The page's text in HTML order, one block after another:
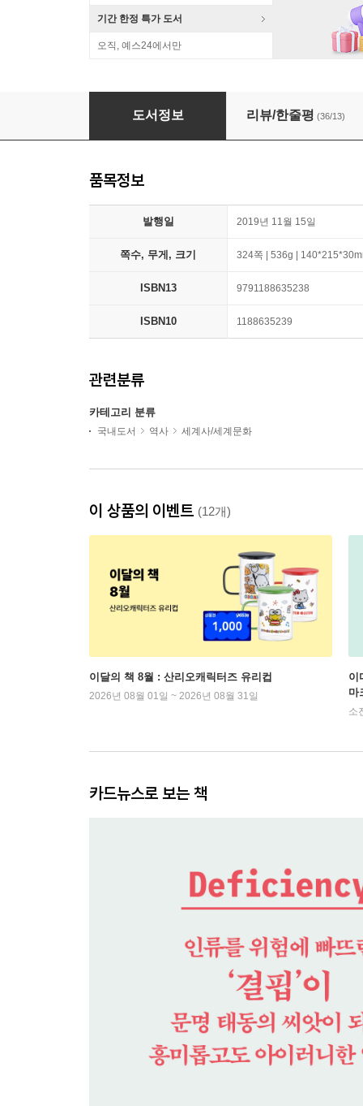
기간 한정 특가 도서
오직, 예스24에서만
천하무적 세계사
도서정보 리뷰/한줄평 (36/13)
품목정보
발행일 2019년 11월 15일
쪽수, 무게, 크기 324쪽 | 536g |
ISBN13 9791188635238
ISBN10 1188635239
관련분류
카테고리 분류
국내도서 역사 세계사/세계문화
이 상품의 이벤트 (12개)
이달의 책 8월 : 산리오캐릭터즈 유리컵
2026년 08월 01일 ~ 2026년 08월 31일
이
마
소
카드뉴스로 보는 책